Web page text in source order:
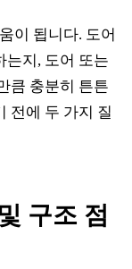
이 됩니다. 도어
는지, 도어 또는
큼 충분히 튼튼
전에 두 가지 질
구조 점